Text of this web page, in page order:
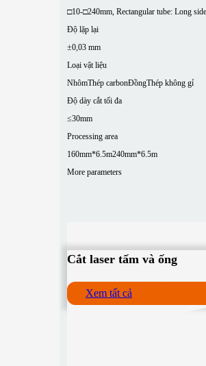
□10-□240mm, Rectangular tube: Long
Độ lặp lại
±0,03 mm
Loại vật liệu
NhômThép carbonĐồngThép không gỉ
Độ dày cắt tối đa
≤30mm
Processing area
160mm*6.5m240mm*6.5m
More parameters
Cắt laser tấm và ống
Xem tất cả